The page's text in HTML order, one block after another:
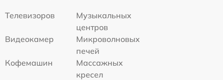
Телевизоров
Музыкальных
центров
Видеокамер
Микроволновых
печей
Кофемашин
Массажных
кресел